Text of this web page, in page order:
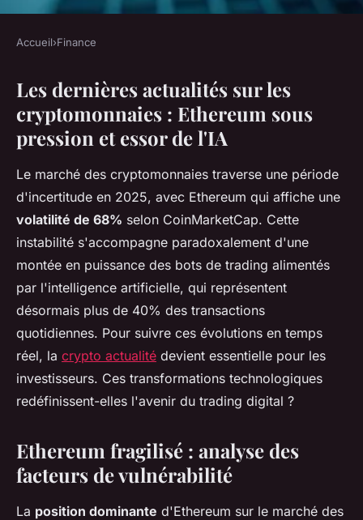
Crypto actualité : ethereum
fragilisé et rebond des bots ia
Accueil›Finance
Les dernières actualités sur les
cryptomonnaies : Ethereum sous
pression et essor de l'IA
Le marché des cryptomonnaies traverse une période
d'incertitude en 2025, avec Ethereum qui affiche une
volatilité de 68% selon CoinMarketCap. Cette
instabilité s'accompagne paradoxalement d'une
montée en puissance des bots de trading alimentés
par l'intelligence artificielle, qui représentent
désormais plus de 40% des transactions
quotidiennes. Pour suivre ces évolutions en temps
réel, la crypto actualité devient essentielle pour les
investisseurs. Ces transformations technologiques
redéfinissent-elles l'avenir du trading digital ?
Ethereum fragilisé : analyse des
facteurs de vulnérabilité
La position dominante d'Ethereum sur le marché des